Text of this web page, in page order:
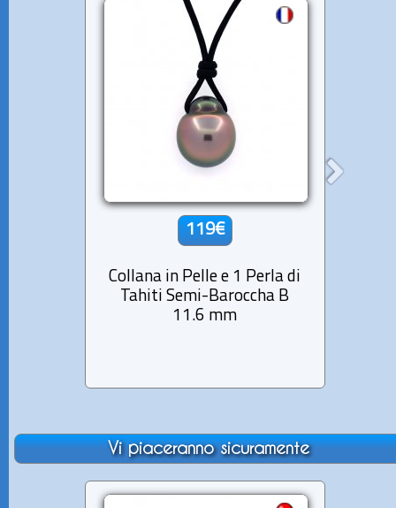
119€
Collana in Pelle e 1 Perla di
Tahiti Semi-Baroccha B
11.6 mm
Vi piaceranno sicuramente